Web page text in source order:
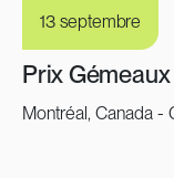
13 septembre
Prix Gémeaux
Montréal, Canada -